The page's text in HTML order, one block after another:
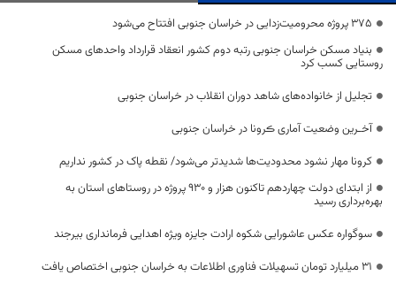
۳۷۵ پروژه محرومیت‌زدایی در خراسان جنوبی افتتاح می‌شود
بنیاد مسکن خراسان جنوبی رتبه دوم کشور انعقاد قرارداد واحدهای مسکن
روستایی کسب کرد
تجلیل از خانواده‌های شاهد دوران انقلاب در خراسان جنوبی
آخـرین وضعیت آماری ڪرونا در خراسان جنوبی
کرونا مهار نشود محدودیت‌ها شدیدتر می‌شود/ نقطه پاک در کشور نداریم
از ابتدای دولت چهاردهم تاکنون هزار و ۹۳۰ پروژه در روستاهای استان به
بهره‌برداری رسید
سوگواره عکس عاشورایی شکوه ارادت جایزه ویژه اهدایی فرمانداری بیرجند
31 میلیارد تومان تسهیلات فناوری اطلاعات به خراسان جنوبی اختصاص یافت